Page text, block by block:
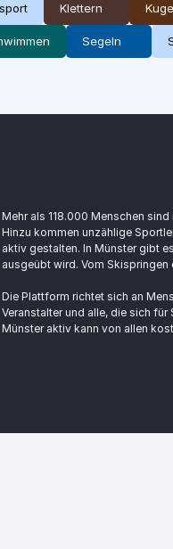
Klettern
Segeln
Mehr als 118.000 Menschen
Hinzu kommen unzählige
aktiv gestalten. In Münster gibt
ausgeübt wird. Vom Skispringen
Die Plattform richtet sich an
Veranstalter und alle, die sich
Münster aktiv kann von allen